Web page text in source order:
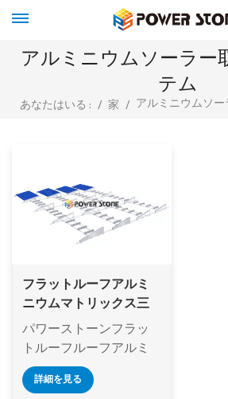
アルミニウムソーラー
テム
あなたはいる : / 家 / アルミニウムソ
フラットルーフアルミ
ニウムマトリックス三
脚太陽マウントシステ
ム
パワーストーンフラッ
トルーフルーフアルミ
ニウムマトリックス三
脚ソーラー取り付けシ
詳細を見る